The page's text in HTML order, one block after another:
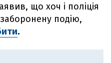
що хоч і поліція
подію,
.